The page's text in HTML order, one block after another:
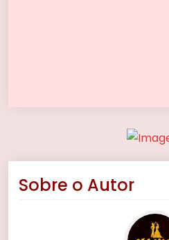
Sobre o Autor